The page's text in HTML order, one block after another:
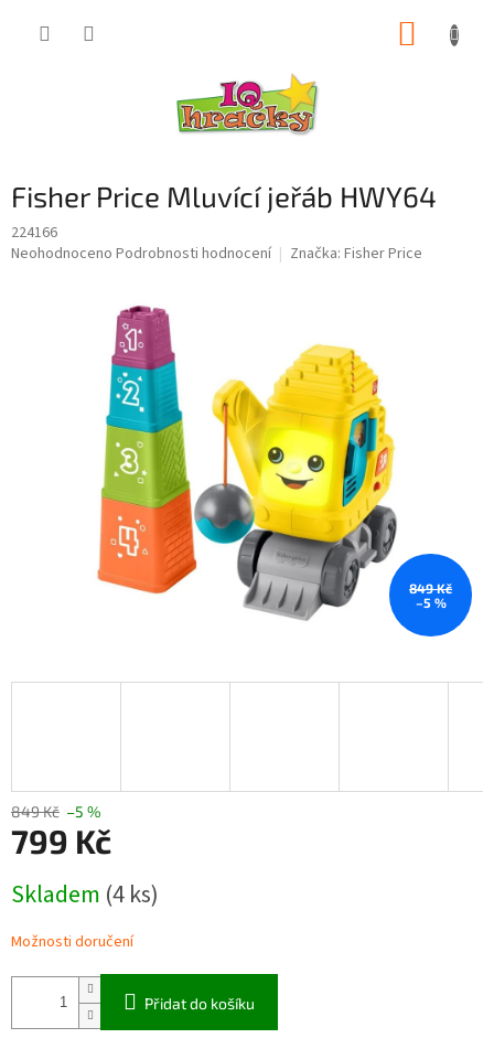
Fisher Price Mluvící jeřáb HWY64
224166
Průměrné
Neohodnoceno Podrobnosti hodnocení Značka: Fisher Price
849 Kč
–5 %
849 Kč –5 %
799 Kč
cena:
Skladem (4 ks)
Možnosti doručení
Přidat do košíku